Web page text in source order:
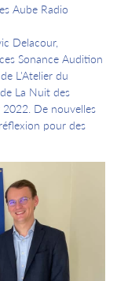
Aube Radio
Delacour,
Sonance Audition
L'Atelier du
La Nuit des
De nouvelles
pour des